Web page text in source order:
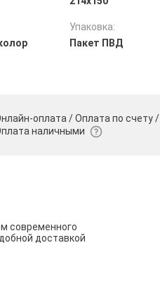
Упаковка:
Пакет ПВД
оплата / Оплата по счету /
наличными
современного
доставкой